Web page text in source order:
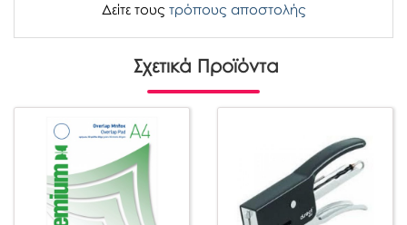
Δείτε τους τρόπους αποστολής
Σχετικά Προϊόντα